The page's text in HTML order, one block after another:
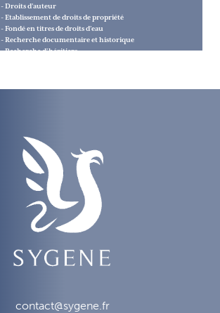
- Droits d’auteur
- Etablissement de droits de propriété
- Fondé en titres de droits d’eau
- Recherche documentaire et historique
- Recherche d’héritiers
- Droits d'auteur
- Etablissement de droits de propriété
- Fondé en titres de droits d’eau
- Généalogie ascendante, descendante et collatérale
- Heraldique
- Monographie communale
- Recherche documentaire et historique
- Relèvement de noms
- Reprise de concessions funéraires
AUTRES SERVICES
- Conférences, cours thématiques
contact@sygene.fr